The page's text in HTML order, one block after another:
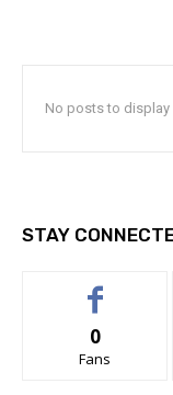
No posts to display
STAY
0
Fans